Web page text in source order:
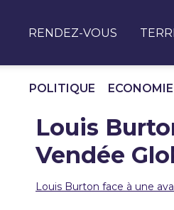
RENDEZ-VOUS
POLITIQUE ECONOMIE
Louis
Vendée
Louis Burton face à une